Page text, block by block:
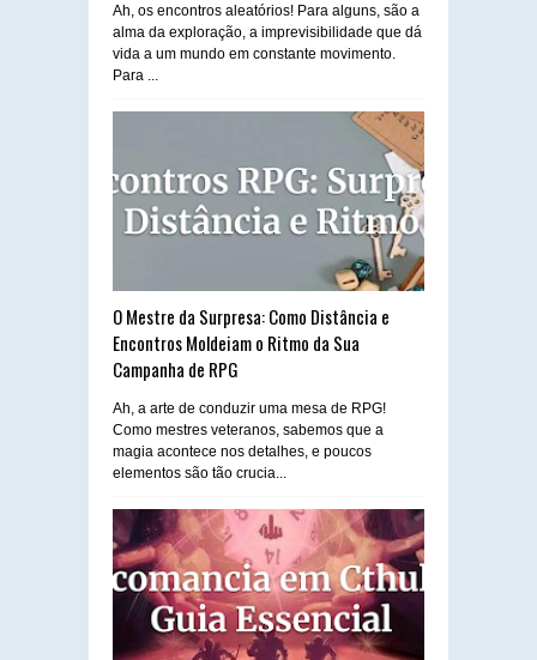
Ah, os encontros aleatórios! Para alguns, são a
alma da exploração, a imprevisibilidade que dá
vida a um mundo em constante movimento.
Para ...
O Mestre da Surpresa: Como Distância e
Encontros Moldeiam o Ritmo da Sua
Campanha de RPG
Ah, a arte de conduzir uma mesa de RPG!
Como mestres veteranos, sabemos que a
magia acontece nos detalhes, e poucos
elementos são tão crucia...